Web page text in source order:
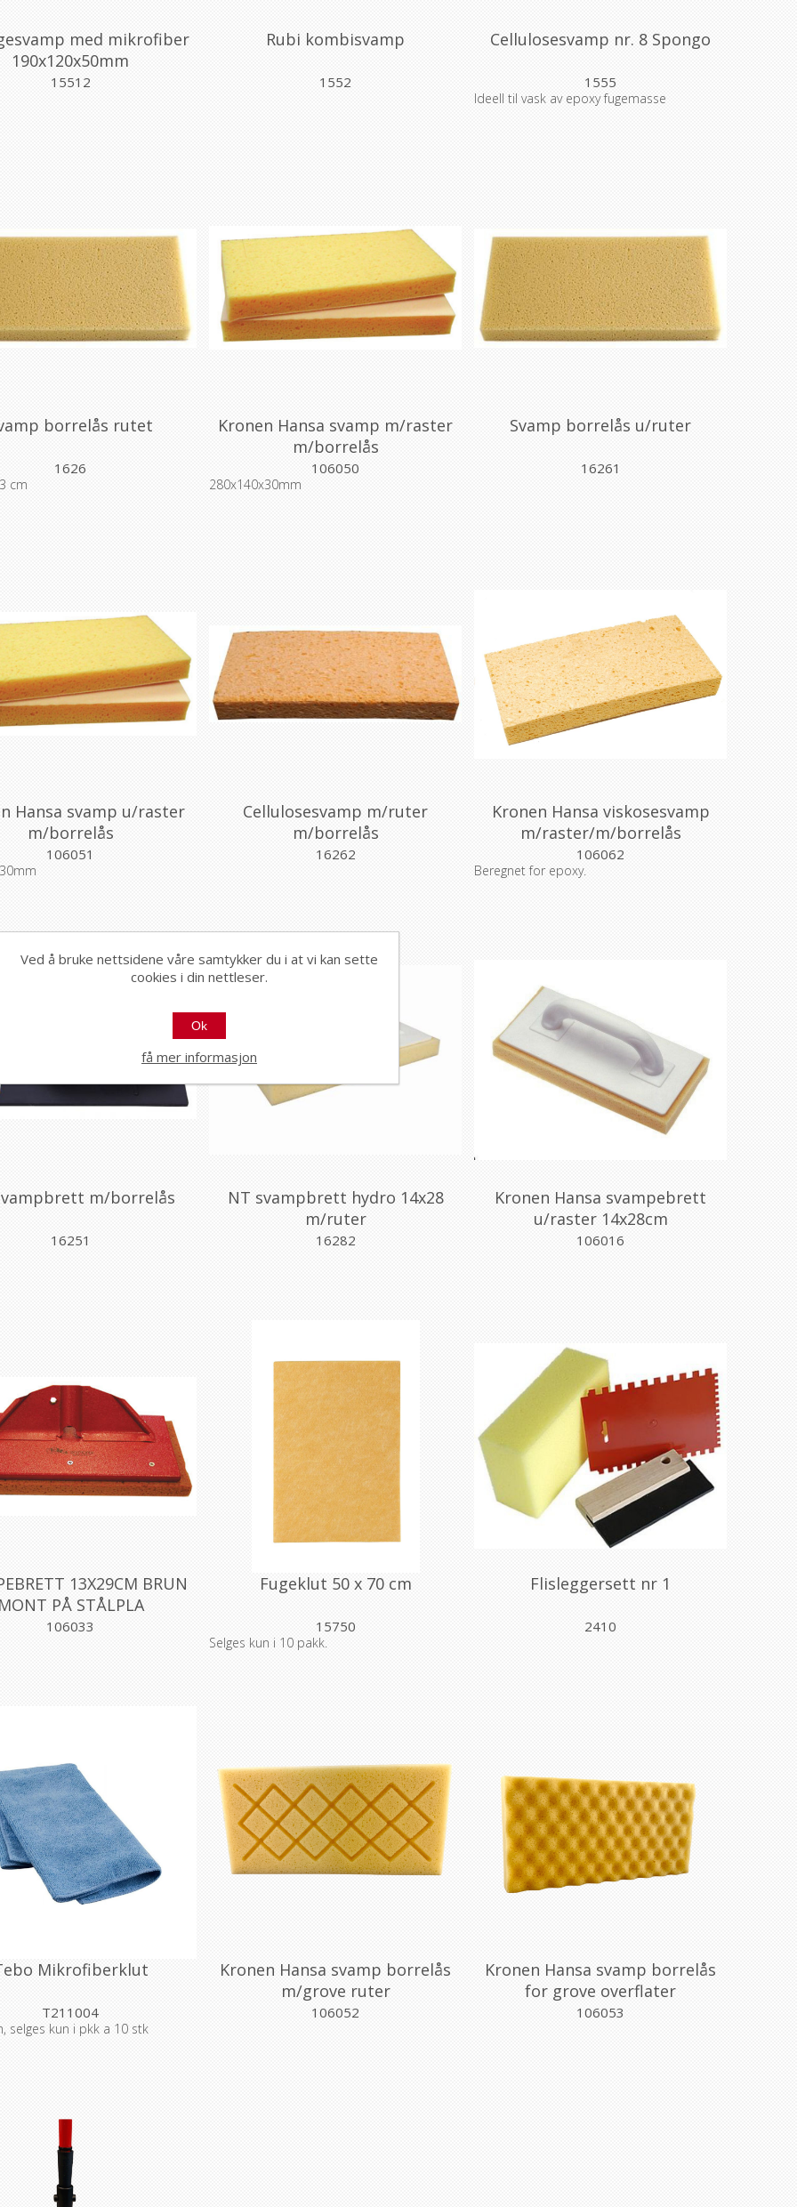
med mikrofiber
190x120x50mm
15512
Rubi kombisvamp
1552
Cellulosesvamp nr. 8 Spongo
1555
Ideell til vask av epoxy fugemasse
borrelås rutet
1626
cm
Kronen Hansa svamp m/raster
m/borrelås
106050
280x140x30mm
Svamp borrelås u/ruter
16261
Hansa svamp u/raster
m/borrelås
106051
Cellulosesvamp m/ruter
m/borrelås
16262
Kronen Hansa viskosesvamp
m/raster/m/borrelås
106062
Beregnet for epoxy.
m/borrelås
16251
NT svampbrett hydro 14x28
m/ruter
16282
Kronen Hansa svampebrett
u/raster 14x28cm
106016
13X29CM BRUN
PÅ STÅLPLA
106033
Fugeklut 50 x 70 cm
15750
Selges kun i 10 pakk.
Flisleggersett nr 1
2410
Mikrofiberklut
T211004
selges kun i pkk a 10 stk
Kronen Hansa svamp borrelås
m/grove ruter
106052
Kronen Hansa svamp borrelås
for grove overflater
106053
Ved å bruke nettsidene våre samtykker du i at vi kan sette
cookies i din nettleser.
Ok
få mer informasjon